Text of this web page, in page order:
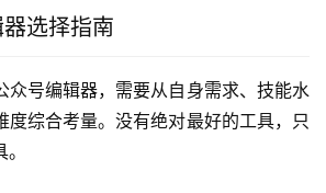
选择指南
众号编辑器，需要从自身需求、技能水
度综合考量。没有绝对最好的工具，只